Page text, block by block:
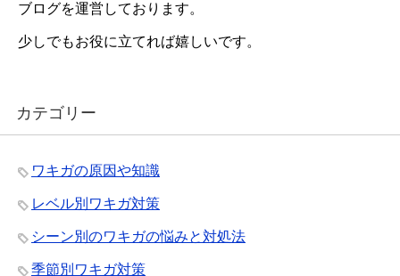
ブログを運営しております。
少しでもお役に立てれば嬉しいです。
カテゴリー
ワキガの原因や知識
レベル別ワキガ対策
シーン別のワキガの悩みと対処法
季節別ワキガ対策